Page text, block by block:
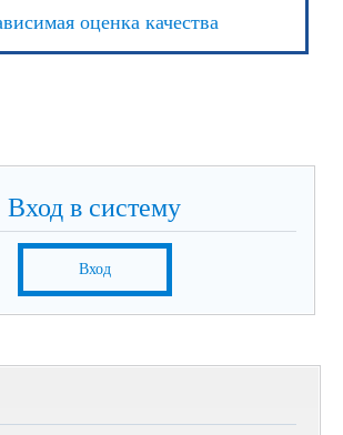
оценка качества
Вход в систему
Вход